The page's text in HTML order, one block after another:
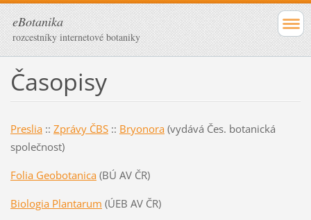
eBotanika
rozcestníky internetové botaniky
Časopisy
Preslia:: Zprávy ČBS:: Bryonora(vydává Čes. botanická
společnost)
Folia Geobotanica(BÚ AV ČR)
Biologia Plantarum (ÚEB AV ČR)